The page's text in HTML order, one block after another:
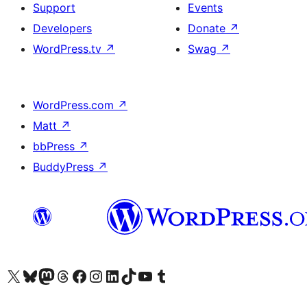
Support
Developers
WordPress.tv ↗
Events
Donate ↗
Swag ↗
WordPress.com ↗
Matt ↗
bbPress ↗
BuddyPress ↗
Visit our X (formerly Twitter) account
Visit our Bluesky account
Visit our Mastodon account
Visit our Threads account
Visit our Facebook page
Visit our Instagram account
Visit our LinkedIn account
Visit our TikTok account
Visit our YouTube channel
Visit our Tumblr account